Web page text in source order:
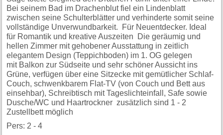
Bei seinem Bad im Drachenblut fiel ein Lindenblatt
zwischen seine Schulterblätter und verhinderte somit seine
vollständige Unverwundbarkeit. Für Neuentdecker. Ideal
für Romantik und kreative Auszeiten Die geräumig und
hellen Zimmer mit gehobener Ausstattung in zeitlich
elegantem Design (Teppichboden) im 1. OG gelegen
mit Balkon zur Südseite und sehr schöner Aussicht ins
Grüne, verfügen über eine Sitzecke mit gemütlicher Schlaf-
Couch, schwenkbarem Flat-TV (von Couch und Bett aus
einsehbar), Schreibtisch mit Tageslichteinfall, Safe sowie
Dusche/WC und Haartrockner zusätzlich sind 1 - 2
Zustellbett möglich
Pers: 2 - 4